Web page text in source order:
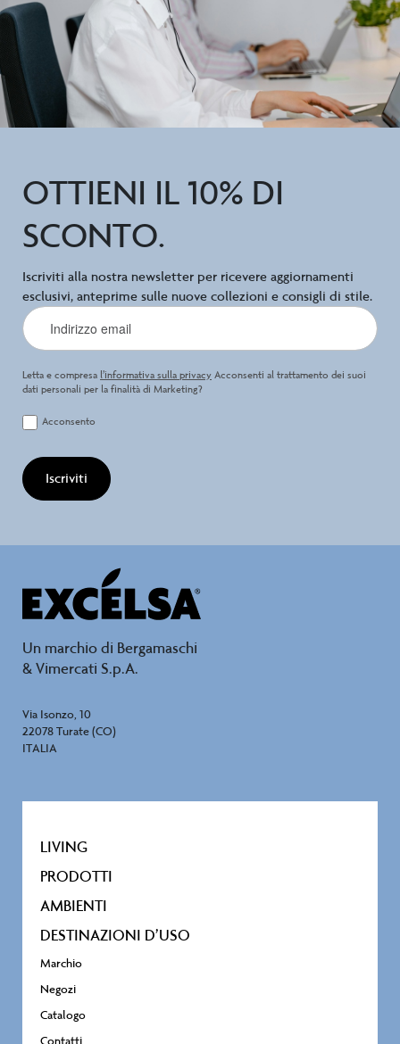
OTTIENI IL 10% DI
SCONTO.
Iscriviti alla nostra newsletter per ricevere aggiornamenti
esclusivi, anteprime sulle nuove collezioni e consigli di stile.
Letta e compresa l’informativa sulla privacy Acconsenti al trattamento dei suoi
dati personali per la finalità di Marketing?
Acconsento
Iscriviti
Un marchio di Bergamaschi
& Vimercati S.p.A.
Via Isonzo, 10
22078 Turate (CO)
ITALIA
LIVING
PRODOTTI
AMBIENTI
DESTINAZIONI D’USO
Marchio
Negozi
Catalogo
Contatti